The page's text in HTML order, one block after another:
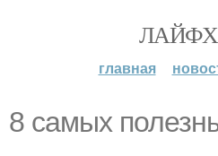
главная
8 самых